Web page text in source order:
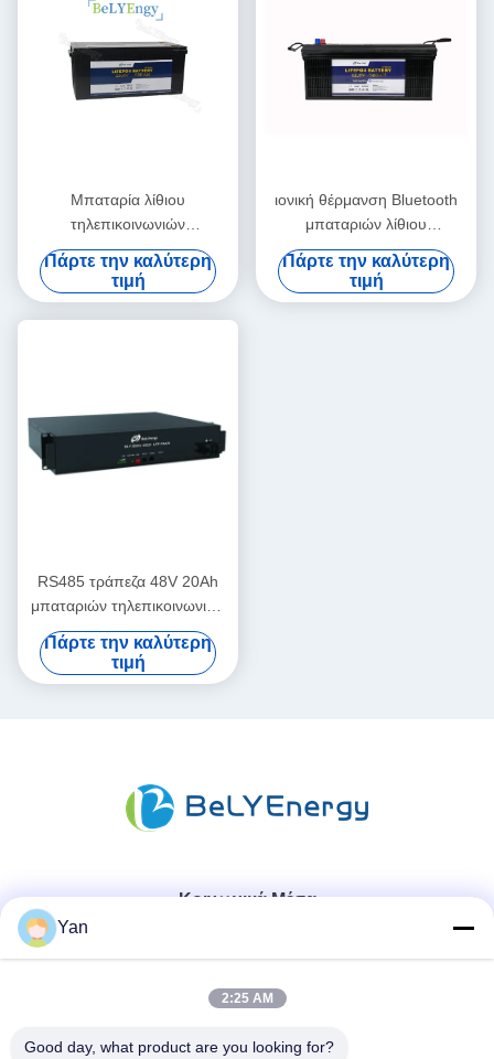
Μπαταρία λίθιου
τηλεπικοινωνιών
ανανεώσιμης ενέργειας 24v
180Ah για το ιατρικό
εξοπλισμό
Πάρτε την καλύτερη
τιμή
ιονική θέρμανση Bluetooth
μπαταριών λίθιου
τηλεπικοινωνιών ελεύθερου
χρόνου 12V 300Ah
Πάρτε την καλύτερη
τιμή
RS485 τράπεζα 48V 20Ah
μπαταριών τηλεπικοινωνιών
επικοινωνίας LiFePO4 με
τους δείκτες των οδηγήσεων
Πάρτε την καλύτερη
τιμή
Κοινωνικά Μέσα
Γρήγορη επικοινωνία
Τηλ.:
Yan
2:25 AM
Good day, what product are you looking for?